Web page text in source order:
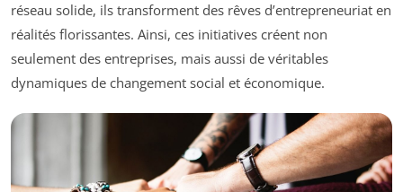
réseau solide, ils transforment des rêves d’entrepreneuriat en
réalités florissantes. Ainsi, ces initiatives créent non
seulement des entreprises, mais aussi de véritables
dynamiques de changement social et économique.